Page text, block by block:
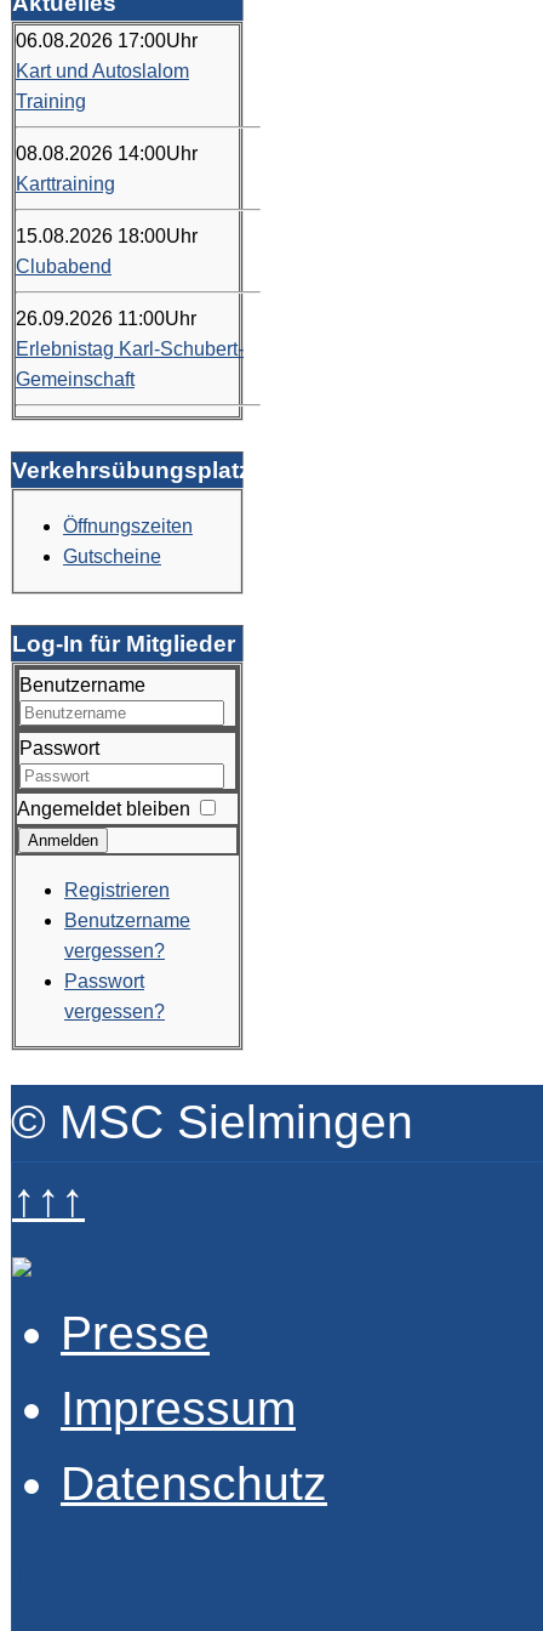
06.08.2026 17:00Uhr
Kart und Autoslalom
Training
08.08.2026 14:00Uhr
Karttraining
15.08.2026 18:00Uhr
Clubabend
26.09.2026 11:00Uhr
Erlebnistag Karl-Schubert-
Gemeinschaft
Verkehrsübungsplatz
Öffnungszeiten
Gutscheine
Log-In für Mitglieder
Benutzername
Passwort
Angemeldet bleiben
Anmelden
Registrieren
Benutzername
vergessen?
Passwort
vergessen?
© MSC Sielmingen
↑↑↑
Presse
Impressum
Datenschutz